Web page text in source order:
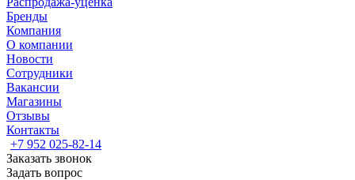
Бренды
Компания
О компании
Новости
Сотрудники
Вакансии
Магазины
Отзывы
Контакты
+7 952 025-82-14
Заказать звонок
Задать вопрос